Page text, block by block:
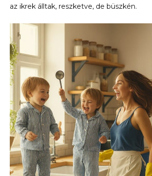
az ikrek álltak, reszketve, de büszkén.